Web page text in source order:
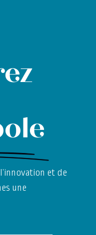
et de
une